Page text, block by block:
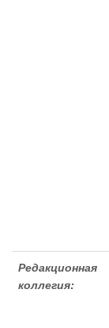
Редакционная
коллегия: